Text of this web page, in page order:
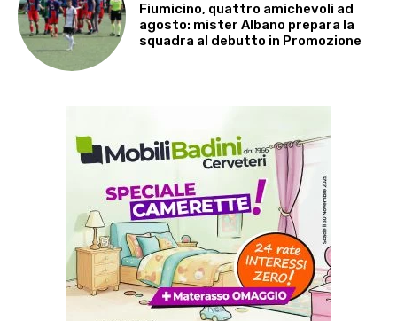
Fiumicino, quattro amichevoli ad
agosto: mister Albano prepara la
squadra al debutto in Promozione